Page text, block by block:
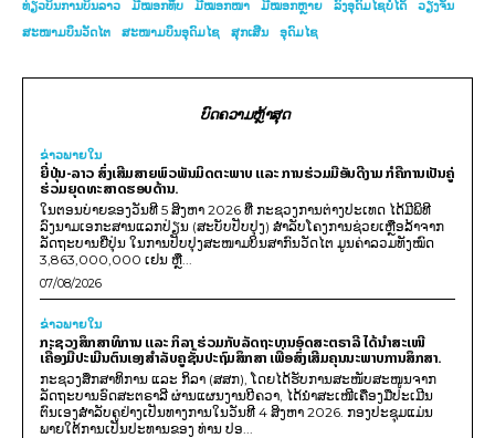
ທ່ຽວບິນການບິນລາວ
ມີໝອກທຶບ ມີໝອກໜາ ມີໝອກຫຼາຍ ລົງອຸດົມໄຊບໍ່ໄດ້
ວຽງຈັນ
ສະໜາມບິນວັດໄຕ
ສະໜາມບິນອຸດົມໄຊ ສຸກເສີນ ອຸດົມໄຊ
ບົດຄວາມຫຼ້າສຸດ
ຂ່າວພາຍ​ໃນ
ຍີ່ປຸ່ນ-ລາວ ສົ່ງເສີມສາຍພົວພັນມິດຕະພາບ ແລະ ການຮ່ວມມືອັນດີງາມ ກໍຄືການເປັນຄູ່
ຮ່ວມຍຸດທະສາດຮອບດ້ານ.
ໃນຕອນບ່າຍຂອງວັນທີ 5 ສິງຫາ 2026 ທີ່ ກະຊວງການຕ່າງປະເທດ ໄດ້ມີພິທີ
ລົງນາມເອກະສານແລກປ່ຽນ (ສະບັບປັບປຸງ) ສໍາລັບໂຄງການຊ່ວຍເຫຼືອລ້າຈາກ
ລັດຖະບານຍີ່ປຸ່ນ ໃນການປັບປຸງສະໜາມບິນສາກົນວັດໄຕ ມູນຄ່າລວມທັງໝົດ
3,863,000,000 ເຢນ ຫຼື...
07/08/2026
ຂ່າວພາຍ​ໃນ
ກະຊວງສຶກສາທິການ ແລະ ກິລາ ຮ່ວມກັບລັດຖະບານອົດສະຕຣາລີ ໄດ້ນຳສະເໜີ
ເຄື່ອງມືປະເມີນຕົນເອງສຳລັບຄູຊັ້ນປະຖົມສຶກສາ ເພື່ອສົ່ງເສີມຄຸນນະພາບການສຶກສາ.
ກະຊວງສຶກສາທິການ ແລະ ກິລາ (ສສກ), ໂດຍໄດ້ຮັບການສະໜັບສະໜູນຈາກ
ລັດຖະບານອົດສະຕຣາລີ ຜ່ານແຜນງານບີຄວາ, ໄດ້ນຳສະເໜີເຄື່ອງມືປະເມີນ
ຕົນເອງສຳລັບຄູຢ່າງເປັນທາງການໃນວັນທີ 4 ສິງຫາ 2026. ກອງປະຊຸມແມ່ນ
ພາຍໃຕ້ການເປັນປະທານຂອງ ທ່ານ ປອ...